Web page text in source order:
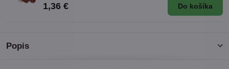
Popis
1,36 € Do košíka